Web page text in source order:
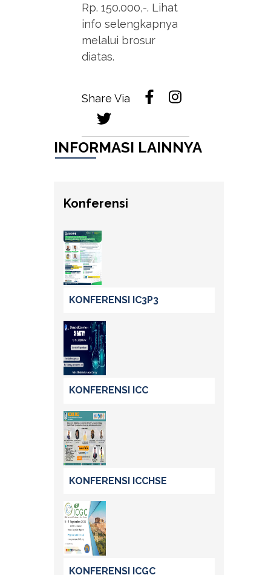
Rp. 150.000,-. Lihat
info selengkapnya
melalui brosur
diatas.
Share Via
INFORMASI LAINNYA
Konferensi
KONFERENSI IC3P3
KONFERENSI ICC
KONFERENSI ICCHSE
KONFERENSI ICGC